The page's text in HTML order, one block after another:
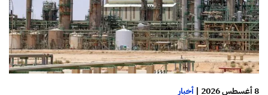
8 أغسطس 2026 | أخبار